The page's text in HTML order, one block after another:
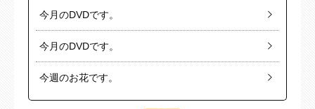
今月のDVDです。
今月のDVDです。
今週のお花です。